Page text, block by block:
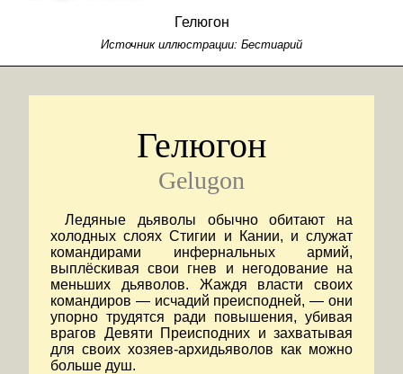
Гелюгон
Источник иллюстрации: Бестиарий
Гелюгон
Gelugon
Ледяные дьяволы обычно обитают на
холодных слоях Стигии и Кании, и служат
командирами инфернальных армий,
выплёскивая свои гнев и негодование на
меньших дьяволов. Жаждя власти своих
командиров — исчадий преисподней, — они
упорно трудятся ради повышения, убивая
врагов Девяти Преисподних и захватывая
для своих хозяев-архидьяволов как можно
больше душ.